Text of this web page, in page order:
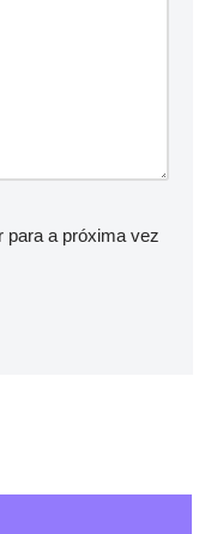
para a próxima vez